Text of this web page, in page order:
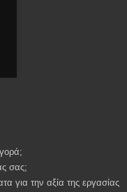
σας;
για την αξία της εργασίας